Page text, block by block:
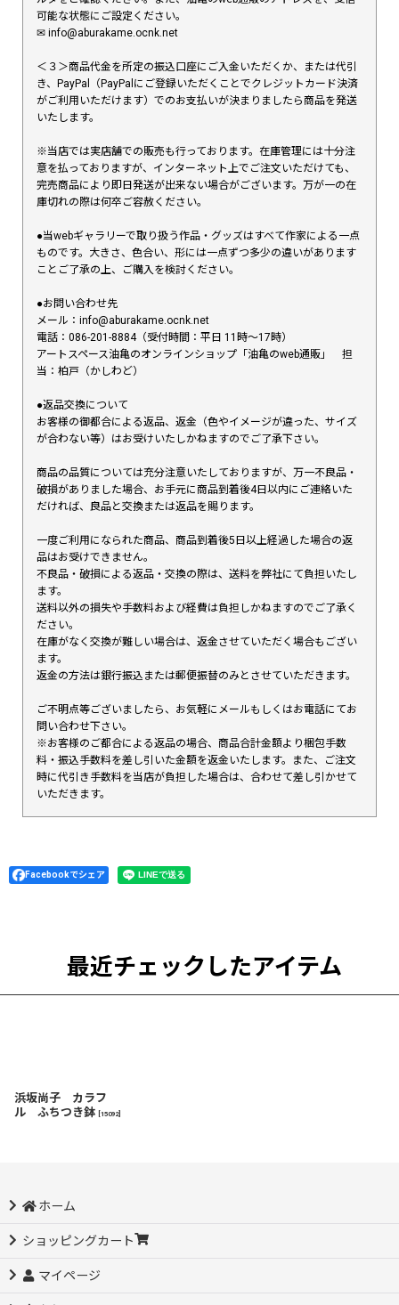
可能な状態にご設定ください。
✉︎ info@aburakame.ocnk.net
＜３＞商品代金を所定の振込口座にご入金いただくか、または代引
き、PayPal（PayPalにご登録いただくことでクレジットカード決済
がご利用いただけます）でのお支払いが決まりましたら商品を発送
いたします。
※当店では実店舗での販売も行っております。在庫管理には十分注
意を払っておりますが、インターネット上でご注文いただけても、
完売商品により即日発送が出来ない場合がございます。万が一の在
庫切れの際は何卒ご容赦ください。
●当webギャラリーで取り扱う作品・グッズはすべて作家による一点
ものです。大きさ、色合い、形には一点ずつ多少の違いがあります
ことご了承の上、ご購入を検討ください。
●お問い合わせ先
メール：info@aburakame.ocnk.net
電話：086-201-8884（受付時間：平日 11時〜17時）
アートスペース油亀のオンラインショップ「油亀のweb通販」 担
当：柏戸（かしわど）
●返品交換について
お客様の御都合による返品、返金（色やイメージが違った、サイズ
が合わない等）はお受けいたしかねますのでご了承下さい。
商品の品質については充分注意いたしておりますが、万一不良品・
破損がありました場合、お手元に商品到着後4日以内にご連絡いた
だければ、良品と交換または返品を賜ります。
一度ご利用になられた商品、商品到着後5日以上経過した場合の返
品はお受けできません。
不良品・破損による返品・交換の際は、送料を弊社にて負担いたし
ます。
送料以外の損失や手数料および経費は負担しかねますのでご了承く
ださい。
在庫がなく交換が難しい場合は、返金させていただく場合もござい
ます。
返金の方法は銀行振込または郵便振替のみとさせていただきます。
ご不明点等ございましたら、お気軽にメールもしくはお電話にてお
問い合わせ下さい。
※お客様のご都合による返品の場合、商品合計金額より梱包手数
料・振込手数料を差し引いた金額を返金いたします。また、ご注文
時に代引き手数料を当店が負担した場合は、合わせて差し引かせて
いただきます。
Facebookでシェア
最近チェックしたアイテム
浜坂尚子 カラフ
ル ふちつき鉢
15092]
ホーム
ショッピングカート
マイページ